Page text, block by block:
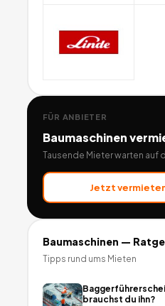
FÜR ANBIETER
Baumaschinen
Tausende Mieter warten auf
Jetzt
Baumaschinen —
Tipps rund ums Mieten
brauchst du ihn?